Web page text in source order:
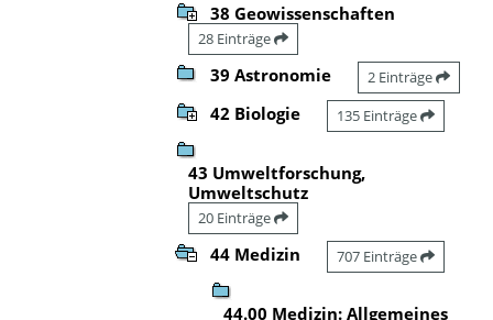
38 Geowissenschaften
28 Einträge
39 Astronomie 2 Einträge
42 Biologie 135 Einträge
43 Umweltforschung,
Umweltschutz
20 Einträge
44 Medizin 707 Einträge
44.00 Medizin: Allgemeines